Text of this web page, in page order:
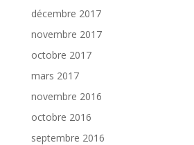
décembre 2017
novembre 2017
octobre 2017
mars 2017
novembre 2016
octobre 2016
septembre 2016